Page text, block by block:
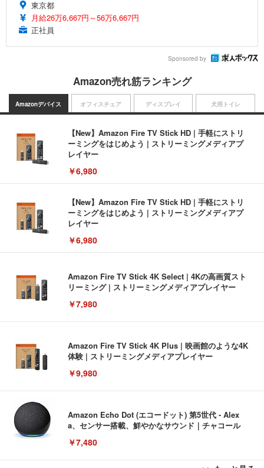
東京都
月給26万6,667円～56万6,667円
正社員
Sponsored by
Amazon売れ筋ランキング
Amazonデバイス
【New】Amazon Fire TV Stick HD | 手軽にストリ
ーミングをはじめよう | ストリーミングメディアプ
レイヤー
￥6,980
【New】Amazon Fire TV Stick HD | 手軽にストリ
ーミングをはじめよう | ストリーミングメディアプ
レイヤー
￥6,980
Amazon Fire TV Stick 4K Select | 4Kの高画質スト
リーミング | ストリーミングメディアプレイヤー
￥7,980
Amazon Fire TV Stick 4K Plus | 映画館のような4K
体験 | ストリーミングメディアプレイヤー
￥9,980
Amazon Echo Dot (エコードット) 第5世代 - Alex
a、センサー搭載、鮮やかなサウンド｜チャコール
￥7,480
オフィスチェア ディスプレイ 犬用トイレ